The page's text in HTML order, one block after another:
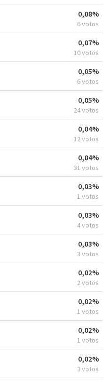
0,08%
6 votos
0,07%
10 votos
0,05%
6 votos
0,05%
24 votos
0,04%
12 votos
0,04%
31 votos
0,03%
1 votos
0,03%
4 votos
0,03%
3 votos
0,02%
2 votos
0,02%
1 votos
0,02%
1 votos
0,02%
3 votos